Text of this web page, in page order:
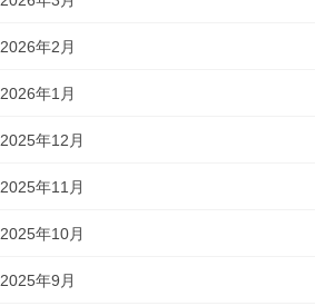
2026年2月
2026年1月
2025年12月
2025年11月
2025年10月
2025年9月